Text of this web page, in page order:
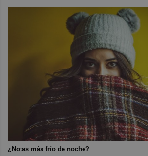
¿Notas más frío de noche?